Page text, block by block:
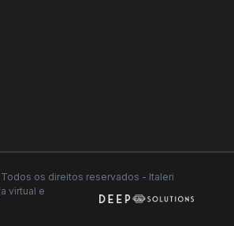
os direitos reservados - Italeri
virtual e